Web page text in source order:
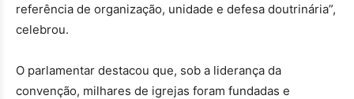
referência de organização, unidade e defesa doutrinária”,
celebrou.
O parlamentar destacou que, sob a liderança da
convenção, milhares de igrejas foram fundadas e